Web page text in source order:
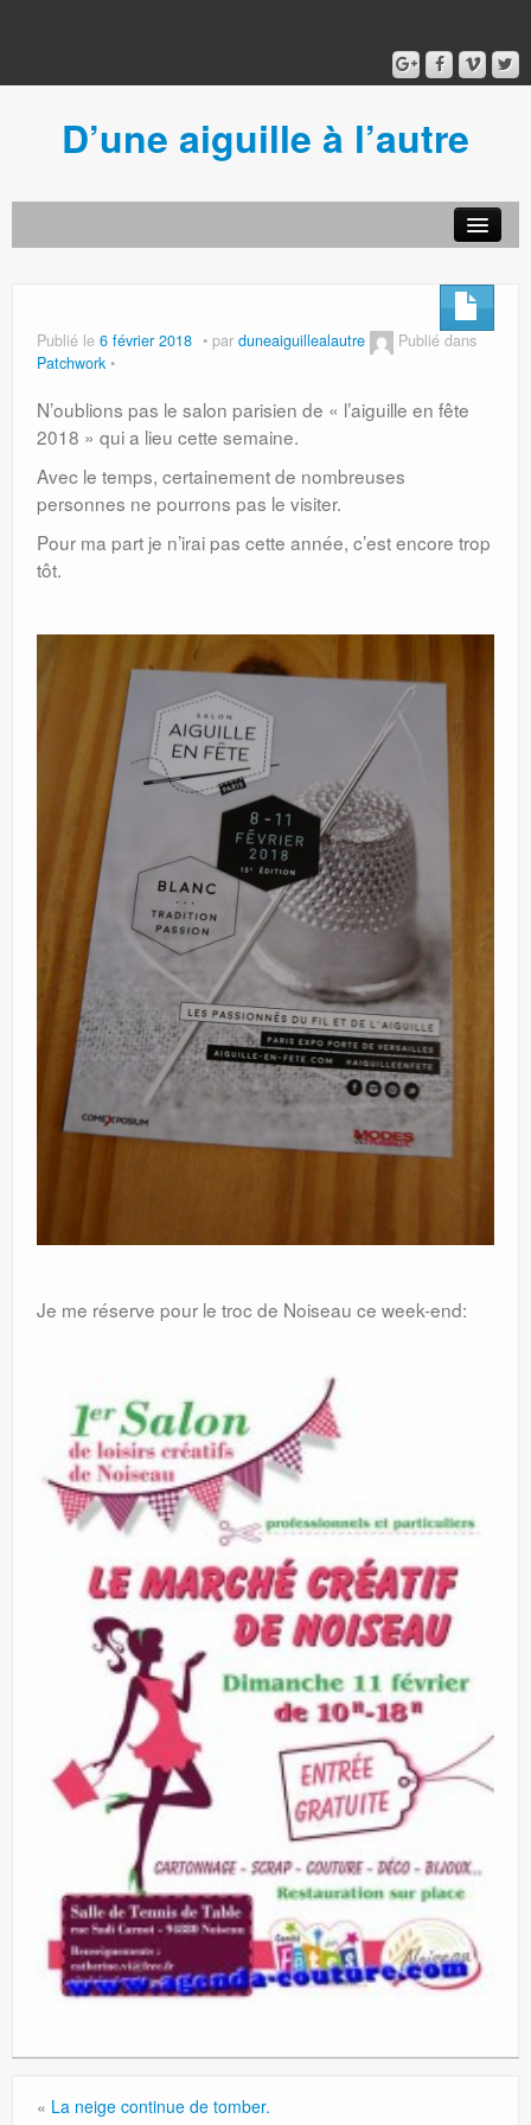
D’une aiguille à l’autre
Publié le 6 février 2018 par duneaiguillealautre
Publié dans
Patchwork
N’oublions pas le salon parisien de « l’aiguille en fête
2018 » qui a lieu cette semaine.
Avec le temps, certainement de nombreuses
personnes ne pourrons pas le visiter.
Pour ma part je n’irai pas cette année, c’est encore trop
tôt.
Je me réserve pour le troc de Noiseau ce week-end:
« La neige continue de tomber.